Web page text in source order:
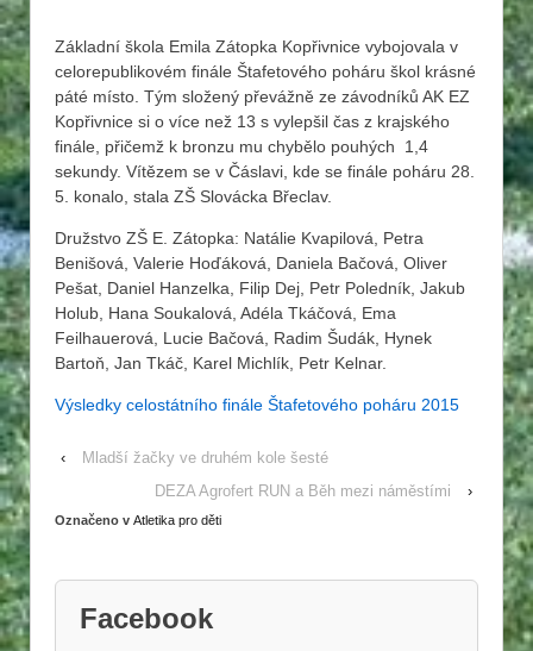
Základní škola Emila Zátopka Kopřivnice vybojovala v
celorepublikovém finále Štafetového poháru škol krásné
páté místo. Tým složený převážně ze závodníků AK EZ
Kopřivnice si o více než 13 s vylepšil čas z krajského
finále, přičemž k bronzu mu chybělo pouhých 1,4
sekundy. Vítězem se v Čáslavi, kde se finále poháru 28.
5. konalo, stala ZŠ Slovácka Břeclav.
Družstvo ZŠ E. Zátopka: Natálie Kvapilová, Petra
Benišová, Valerie Hoďáková, Daniela Bačová, Oliver
Pešat, Daniel Hanzelka, Filip Dej, Petr Poledník, Jakub
Holub, Hana Soukalová, Adéla Tkáčová, Ema
Feilhauerová, Lucie Bačová, Radim Šudák, Hynek
Bartoň, Jan Tkáč, Karel Michlík, Petr Kelnar.
Výsledky celostátního finále Štafetového poháru 2015
‹
Mladší žačky ve druhém kole šesté
DEZA Agrofert RUN a Běh mezi náměstími
›
Označeno v Atletika pro děti
Facebook